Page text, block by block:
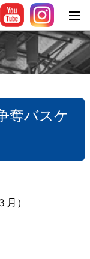
奪バスケ
）